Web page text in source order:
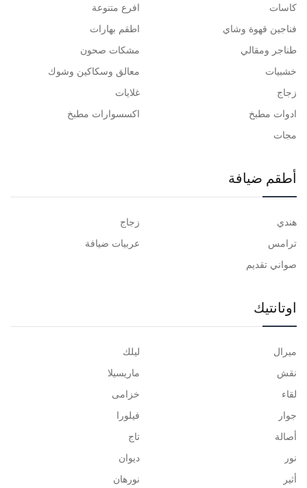
كاسات
فناجين قهوة وشاي
طناجر ومقالي
خشبيات
زجاج
ادوات مطبخ
مجات
افرع متنوعة
اطقم بهارات
مشكات صحون
معالق وسكاكين وشوك
غلايات
اكسسوارات مطبخ
أطقم ضيافة
هندي
ترامس
صواني تقديم
زجاج
عربيات ضيافة
اوتانتيك
ميرال
نقش
لقاء
جوار
أصالة
نور
أثير
ليلك
ماريسيلا
خزامى
فيلورا
تاج
ديوان
نورهان